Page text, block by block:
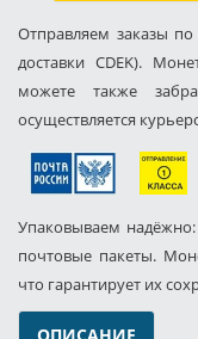
Отправляем заказы
доставки CDEK).
можете также
осуществляется
Упаковываем
почтовые пакеты.
что гарантирует их